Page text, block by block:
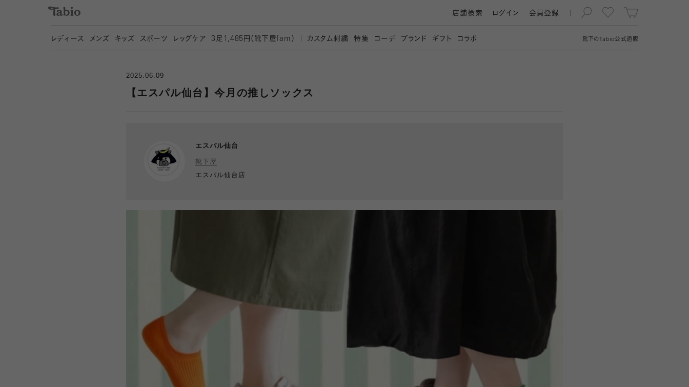
靴下の Tabio公式通販
店舗検索 ログイン 会員登録
レディース メンズ キッズ スポーツ レッグケア 3 足1,485円（靴下屋fam） カスタム刺繍 特集 コーデ ブランド ギフト コラボ
2025.06.09
【エスパル仙台】今月の推しソックス
エスパル仙台
靴下屋
エスパル仙台店